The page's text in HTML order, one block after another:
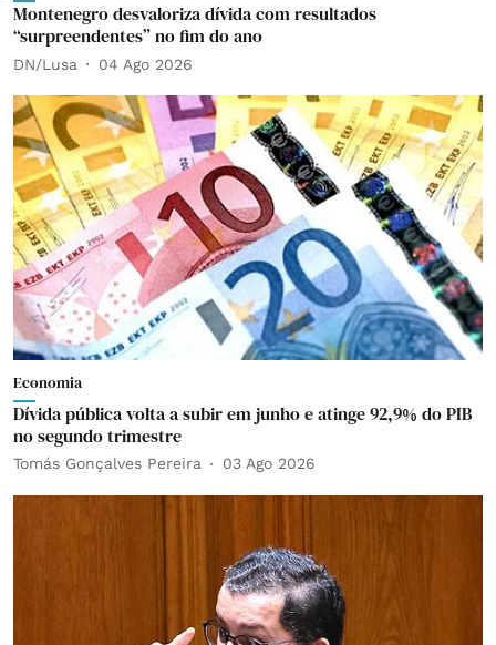
Montenegro desvaloriza dívida com resultados
“surpreendentes” no fim do ano
DN/Lusa 04 Ago 2026
Economia
Dívida pública volta a subir em junho e atinge 92,9% do PIB
no segundo trimestre
Tomás Gonçalves Pereira 03 Ago 2026